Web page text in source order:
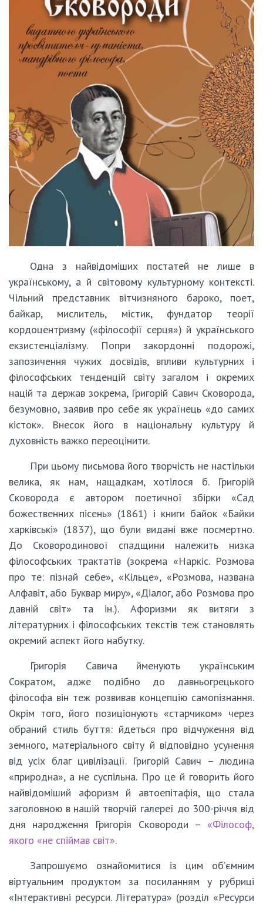
Одна з найвідоміших постатей не лише в
українському, а й світовому культурному контексті.
Чільний представник вітчизняного бароко, поет,
байкар, мислитель, містик, фундатор теорії
кордоцентризму («філософії серця») й українського
екзистенціалізму. Попри закордонні подорожі,
запозичення чужих досвідів, впливи культурних і
філософських тенденцій світу загалом і окремих
націй та держав зокрема, Григорій Савич Сковорода,
безумовно, заявив про себе як українець «до самих
кісток». Внесок його в національну культуру й
духовність важко переоцінити.
При цьому письмова його творчість не настільки
велика, як нам, нащадкам, хотілося б. Григорій
Сковорода є автором поетичної збірки «Сад
божественних пісень» (1861) і книги байок «Байки
харківські» (1837), що були видані вже посмертно.
До Сковородинової спадщини належить низка
філософських трактатів (зокрема «Наркіс. Розмова
про те: пізнай себе», «Кільце», «Розмова, названа
Алфавіт, або Буквар миру», «Діалог, або Розмова про
давній світ» та ін.). Афоризми як витяги з
літературних і філософських текстів теж становлять
окремий аспект його набутку.
Григорія Савича йменують українським
Сократом, адже подібно до давньогрецького
філософа він теж розвивав концепцію самопізнання.
Окрім того, його позиціонують «старчиком» через
обраний стиль буття: йдеться про відчуження від
земного, матеріального світу й відповідно усунення
від усіх благ цивілізації. Григорій Савич – людина
«природна», а не суспільна. Про це й говорить його
найвідоміший афоризм й автоепітафія, що стала
заголовною в нашій творчій галереї до 300-річчя від
дня народження Григорія Сковороди – «Філософ,
якого «не спіймав світ».
Запрошуємо ознайомитися із цим об’ємним
віртуальним продуктом за посиланням у рубриці
«Інтерактивні ресурси. Література» (розділ «Ресурси